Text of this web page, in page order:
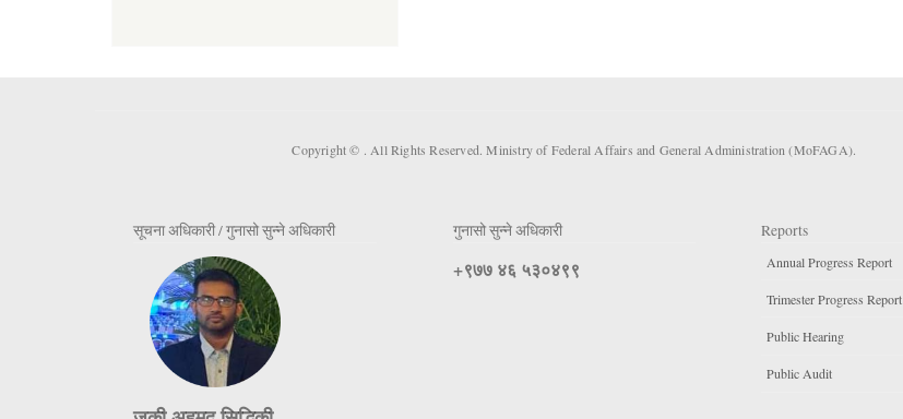
Copyright © . All Rights Reserved. Ministry of Federal Affairs and General Administration (MoFAGA).
सूचना अधिकारी / गुनासो सुन्ने अधिकारी गुनासो सुन्ने अधिकारी
+९७७ ४६ ५३०४९९
Reports
Annual Progress Report
Trimester Progress Report
Public Hearing
Public Audit